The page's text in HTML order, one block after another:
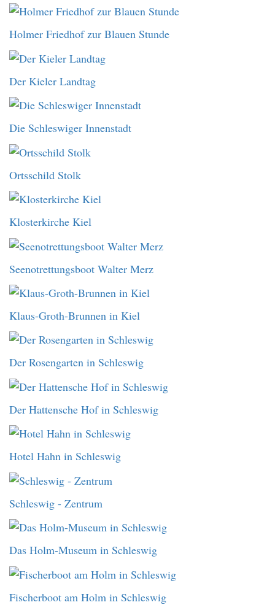
Holmer Friedhof zur Blauen Stunde
Der Kieler Landtag
Die Schleswiger Innenstadt
Ortsschild Stolk
Klosterkirche Kiel
Seenotrettungsboot Walter Merz
Klaus-Groth-Brunnen in Kiel
Der Rosengarten in Schleswig
Der Hattensche Hof in Schleswig
Hotel Hahn in Schleswig
Schleswig - Zentrum
Das Holm-Museum in Schleswig
Fischerboot am Holm in Schleswig